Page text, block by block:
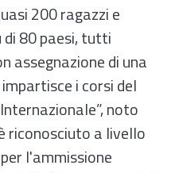
200 ragazzi e
di 80 paesi, tutti
assegnazione di una
i corsi del
noto
riconosciuto a livello
l'ammissione